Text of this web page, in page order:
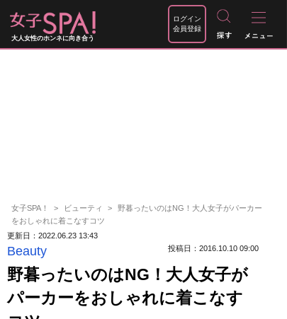
大人女性のホンネに向き合う
ログイン
会員登録
女子SPA！ ビューティ
野暮ったいのはNG！大人女子がパーカー
をおしゃれに着こなすコツ
更新日：2022.06.23 13:43
Beauty 投稿日：2016.10.10 09:00
野暮ったいのはNG！大人女子が
パーカーをおしゃれに着こなす